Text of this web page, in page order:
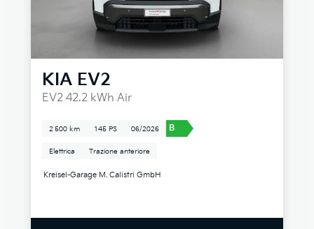
KIA EV2
EV2 42.2 kWh Air
2 500 km 145 PS 06/2026 B
Elettrica Trazione anteriore
Kreisel-Garage M. Calistri GmbH